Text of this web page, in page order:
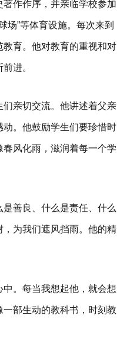
作作序，并亲临学校参加
场”等体育设施。每次来到
育。他对教育的重视和对
进。
亲切交流。他讲述着父亲
。他鼓励学生们要珍惜时
风化雨，滋润着每一个学
善良、什么是责任、什么
为我们遮风挡雨。他的精
。每当我想起他，就会想
部生动的教科书，时刻教